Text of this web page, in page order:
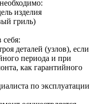
изделия
гриль)
деталей (узлов), если
периода и при
как гарантийного
по эксплуатации